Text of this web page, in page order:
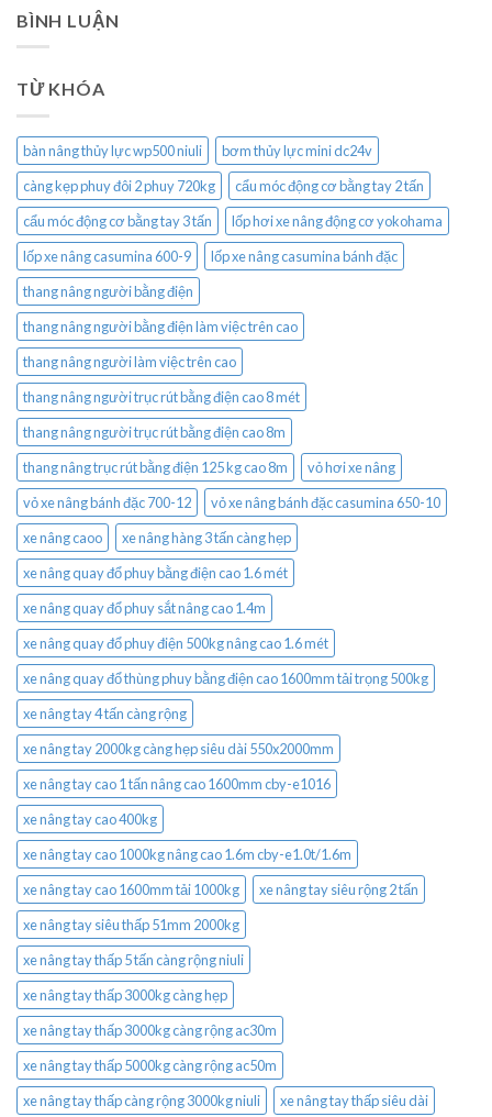
BÌNH LUẬN
TỪ KHÓA
bàn nâng thủy lực wp500 niuli
bơm thủy lực mini dc24v
càng kẹp phuy đôi 2 phuy 720kg
cẩu móc động cơ bằng tay 2 tấn
cẩu móc động cơ bằng tay 3 tấn
lốp hơi xe nâng động cơ yokohama
lốp xe nâng casumina 600-9
lốp xe nâng casumina bánh đặc
thang nâng người bằng điện
thang nâng người bằng điện làm việc trên cao
thang nâng người làm việc trên cao
thang nâng người trục rút bằng điện cao 8 mét
thang nâng người trục rút bằng điện cao 8m
thang nâng trục rút bằng điện 125 kg cao 8m
vỏ hơi xe nâng
vỏ xe nâng bánh đặc 700-12
vỏ xe nâng bánh đặc casumina 650-10
xe nâng caoo
xe nâng hàng 3 tấn càng hẹp
xe nâng quay đổ phuy bằng điện cao 1.6 mét
xe nâng quay đổ phuy sắt nâng cao 1.4m
xe nâng quay đổ phuy điện 500kg nâng cao 1.6 mét
xe nâng quay đổ thùng phuy bằng điện cao 1600mm tải trọng 500kg
xe nâng tay 4 tấn càng rộng
xe nâng tay 2000kg càng hẹp siêu dài 550x2000mm
xe nâng tay cao 1 tấn nâng cao 1600mm cby-e1016
xe nâng tay cao 400kg
xe nâng tay cao 1000kg nâng cao 1.6m cby-e1.0t/1.6m
xe nâng tay cao 1600mm tải 1000kg
xe nâng tay siêu rộng 2 tấn
xe nâng tay siêu thấp 51mm 2000kg
xe nâng tay thấp 5 tấn càng rộng niuli
xe nâng tay thấp 3000kg càng hẹp
xe nâng tay thấp 3000kg càng rộng ac30m
xe nâng tay thấp 5000kg càng rộng ac50m
xe nâng tay thấp càng rộng 3000kg niuli
xe nâng tay thấp siêu dài